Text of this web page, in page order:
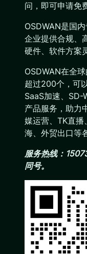
问，即可申请免
OSDWAN是国
企业提供合规、
硬件、软件方案
OSDWAN在全
超过200个，可
SaaS加速、SD-
产品服务，助力
媒运营、TK直播
海、外贸出口等
服务热线：
同号。